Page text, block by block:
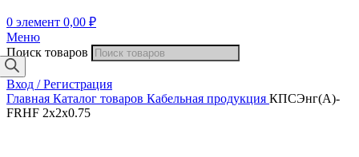
0 элемент 0,00 ₽
Меню
Поиск товаров
Вход / Регистрация
Главная Каталог товаров Кабельная продукция КПСЭнг(А)-
FRHF 2х2х0.75